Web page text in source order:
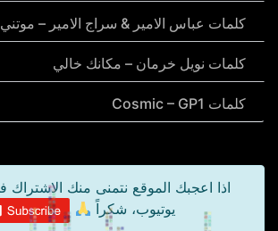
كلمات عباس الامير & سراج الامير –
كلمات نويل خرمان – مكانك خالي
كلمات Cosmic – GP1
اذا اعجبك الموقع نتمنى منك الاشتراك
يوتيوب، شكراً